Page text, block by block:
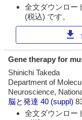
全文ダウンロー
(税込) です。
download
Gene therapy for
Shinichi Takeda
Department of
Neuroscience,
脳と発達 40 (suppl)
全文ダウンロー